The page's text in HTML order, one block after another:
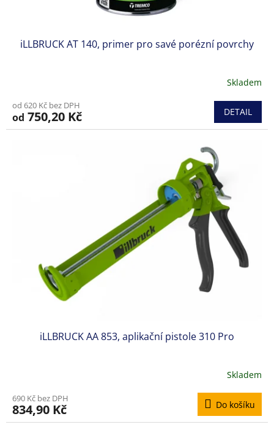
iLLBRUCK AT 140, primer pro savé porézní povrchy
Skladem
od 620 Kč bez DPH
od 750,20 Kč DETAIL
iLLBRUCK AA 853, aplikační pistole 310 Pro
Skladem
690 Kč bez DPH
834,90 Kč Do košíku